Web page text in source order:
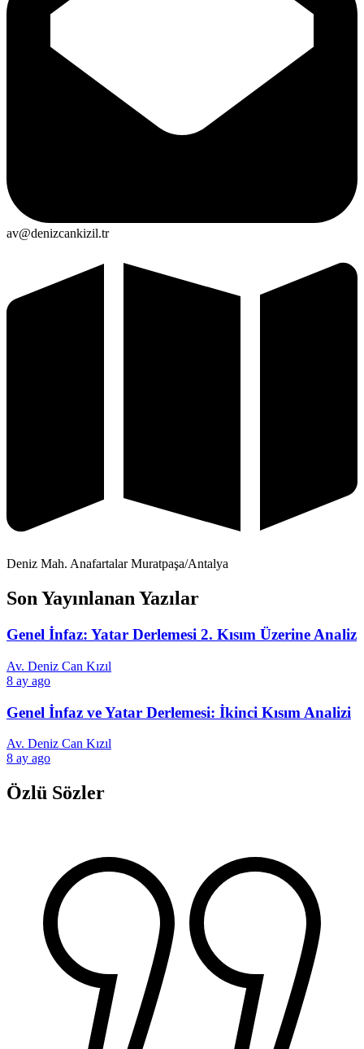
av@denizcankizil.tr
Deniz Mah. Anafartalar Muratpaşa/Antalya
Son Yayınlanan Yazılar
Genel İnfaz: Yatar Derlemesi 2. Kısım Üzerine Analiz
Av. Deniz Can Kızıl
8 ay ago
Genel İnfaz ve Yatar Derlemesi: İkinci Kısım Analizi
Av. Deniz Can Kızıl
8 ay ago
Özlü Sözler